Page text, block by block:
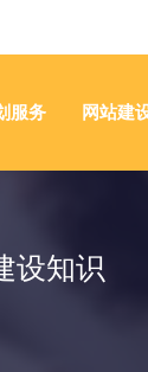
服务 网站建
设知识